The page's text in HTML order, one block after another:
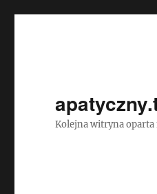
Kolejna witryna oparta